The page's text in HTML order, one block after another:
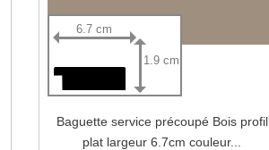
6.7 cm
1.9 cm
Baguette service précoupé Bois profil
plat largeur 6.7cm couleur...